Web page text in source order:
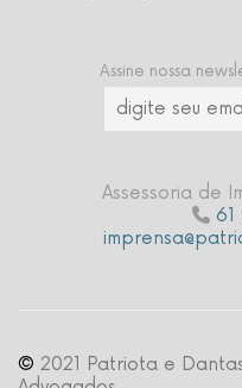
Assine nossa
Assessoria de
61
© 2021 Patriota e